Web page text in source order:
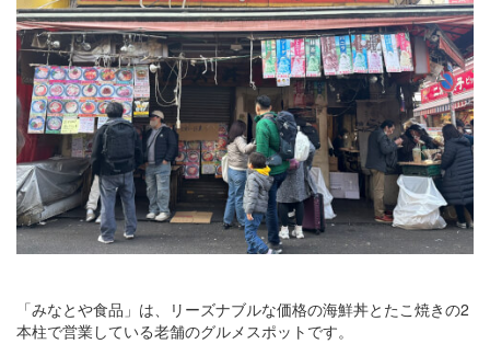
「みなとや食品」は、リーズナブルな価格の海鮮丼とたこ焼きの2
本柱で営業している老舗のグルメスポットです。